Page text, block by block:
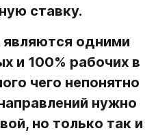
ставку.
одними
и 100% рабочих в
чего непонятно
нужно
но только так и